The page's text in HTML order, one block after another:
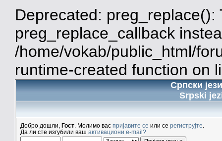
Deprecated:
preg_replace_callback
/home/vokab/public_html/
runtime-created function on
Српски
Srpski
Добро дошли, Гост . Молимо вас пријавите се или се региструјте
Да ли сте изгубили ваш активациони e-mail?